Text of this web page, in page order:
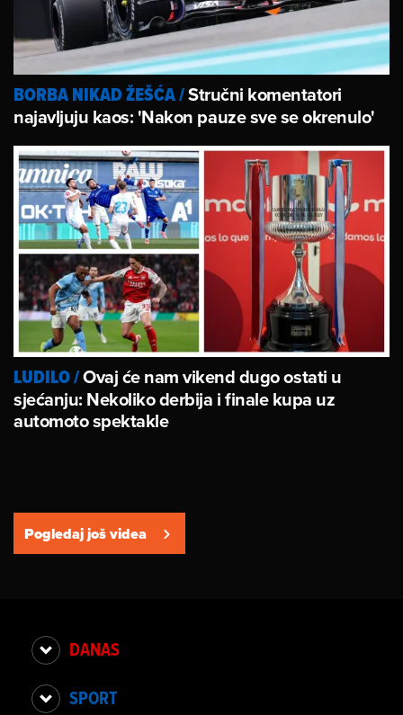
BORBA NIKAD ŽEŠĆA/Stručni komentatori
najavljuju kaos: 'Nakon pauze sve se okrenulo'
LUDILO/Ovaj će nam vikend dugo ostati u
sjećanju: Nekoliko derbija i finale kupa uz
automoto spektakle
Pogledaj još videa
DANAS
SPORT